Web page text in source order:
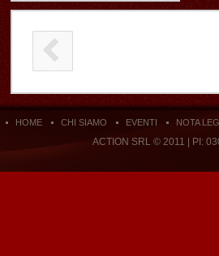
HOME CHI SIAMO EVENTI NOTA
ACTION SRL © 2011 | PI: